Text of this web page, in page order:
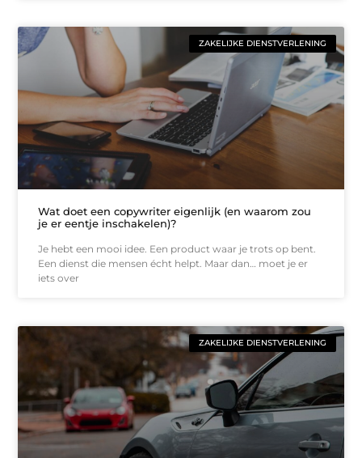
ZAKELIJKE DIENSTVERLENING
Wat doet een copywriter eigenlijk (en waarom zou
je er eentje inschakelen)?
Je hebt een mooi idee. Een product waar je trots op bent.
Een dienst die mensen écht helpt. Maar dan… moet je er
iets over
ZAKELIJKE DIENSTVERLENING